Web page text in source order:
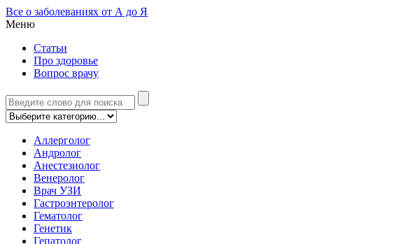
Все о заболеваниях от А до Я
Меню
Статьи
Про здоровье
Вопрос врачу
Аллерголог
Андролог
Анестезиолог
Венеролог
Врач УЗИ
Гастроэнтеролог
Гематолог
Генетик
Гепатолог